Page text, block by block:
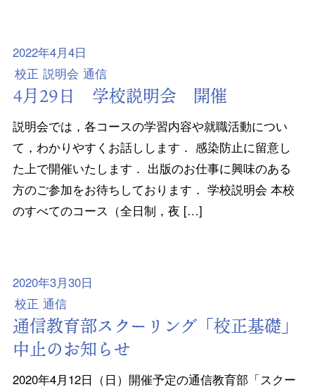
2022年4月4日
校正 説明会 通信
4月29日 学校説明会 開催
説明会では，各コースの学習内容や就職活動につい
て，わかりやすくお話しします． 感染防止に留意し
た上で開催いたします． 出版のお仕事に興味のある
方のご参加をお待ちしております． 学校説明会 本校
のすべてのコース（全日制，夜 […]
2020年3月30日
校正 通信
通信教育部スクーリング「校正基礎」
中止のお知らせ
2020年4月12日（日）開催予定の通信教育部「スクー